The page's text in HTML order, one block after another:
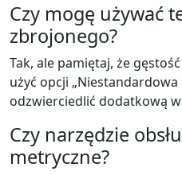
Czy mogę używać
zbrojonego?
Tak, ale pamiętaj, że
użyć opcji „Niestandardowa
odzwierciedlić dodatkową
Czy narzędzie
metryczne?